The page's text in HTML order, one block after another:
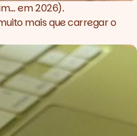
em 2026).
mais que carregar o